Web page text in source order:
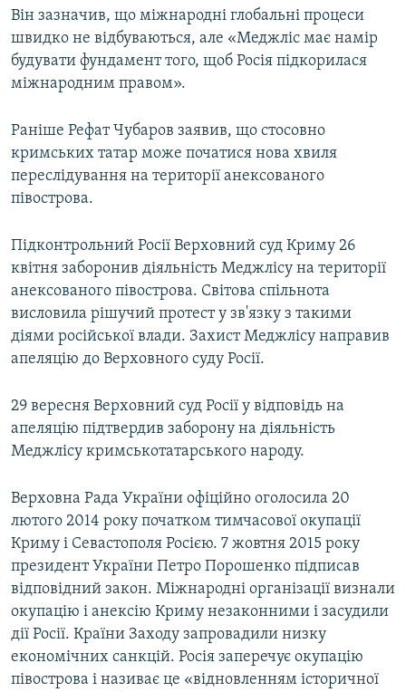
Усі сайти RFE/RL
Він зазначив, що міжнародні глобальні процеси
швидко не відбуваються, але «Меджліс має намір
будувати фундамент того, щоб Росія підкорилася
міжнародним правом».
Раніше Рефат Чубаров заявив, що стосовно
кримських татар може початися нова хвиля
переслідування на території анексованого
півострова.
Підконтрольний Росії Верховний суд Криму 26
квітня заборонив діяльність Меджлісу на території
анексованого півострова. Світова спільнота
висловила рішучий протест у зв'язку з такими
діями російської влади. Захист Меджлісу направив
апеляцію до Верховного суду Росії.
29 вересня Верховний суд Росії у відповідь на
апеляцію підтвердив заборону на діяльність
Меджлісу кримськотатарського народу.
Верховна Рада України офіційно оголосила 20
лютого 2014 року початком тимчасової окупації
Криму і Севастополя Росією. 7 жовтня 2015 року
президент України Петро Порошенко підписав
відповідний закон. Міжнародні організації визнали
окупацію і анексію Криму незаконними і засудили
дії Росії. Країни Заходу запровадили низку
економічних санкцій. Росія заперечує окупацію
півострова і називає це «відновленням історичної